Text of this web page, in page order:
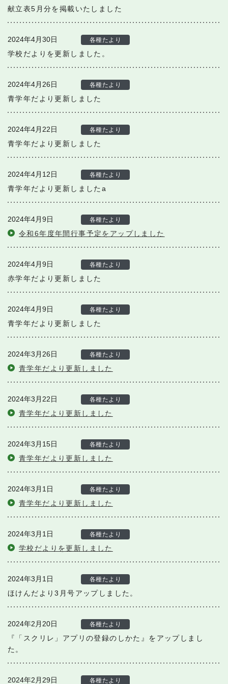
献立表5月分を掲載いたしました
2024年4月30日 各種たより
学校だよりを更新しました。
2024年4月26日 各種たより
青学年だより更新しました
2024年4月22日 各種たより
青学年だより更新しました
2024年4月12日 各種たより
青学年だより更新しましたa
2024年4月9日 各種たより
令和6年度年間行事予定をアップしました
2024年4月9日 各種たより
赤学年だより更新しました
2024年4月9日 各種たより
青学年だより更新しました
2024年3月26日 各種たより
青学年だより更新しました
2024年3月22日 各種たより
青学年だより更新しました
2024年3月15日 各種たより
青学年だより更新しました
2024年3月1日 各種たより
青学年だより更新しました
2024年3月1日 各種たより
学校だよりを更新しました
2024年3月1日 各種たより
ほけんだより3月号アップしました。
2024年2月20日 各種たより
『「スクリレ」アプリの登録のしかた』をアップしまし
た。
2024年2月29日 各種たより